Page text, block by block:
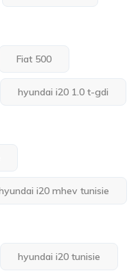
Fiat 500
hyundai i20 1.0 t-gdi
i20 mhev tunisie
hyundai i20 tunisie